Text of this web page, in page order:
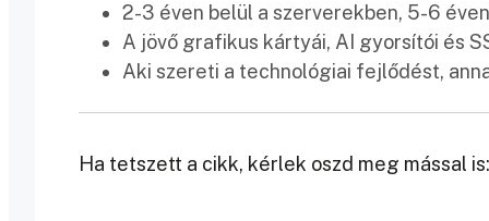
2-3 éven belül a szerverekben, 5-6
A jövő grafikus kártyái, AI gyorsítói és
Aki szereti a technológiai fejlődést,
Ha tetszett a cikk, kérlek oszd meg mással is: